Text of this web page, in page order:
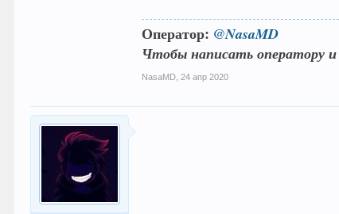
Оператор: @NasaMD
Чтобы написать оператору
NasaMD 24 апр 2020